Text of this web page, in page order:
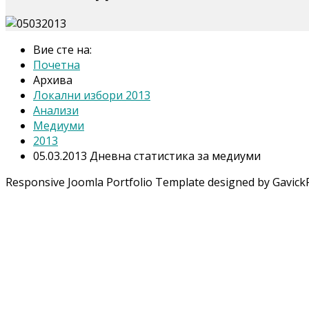
Вие сте на:
Почетна
Архива
Локални избори 2013
Анализи
Медиуми
2013
05.03.2013 Дневна статистика за медиуми
Responsive Joomla Portfolio Template designed by